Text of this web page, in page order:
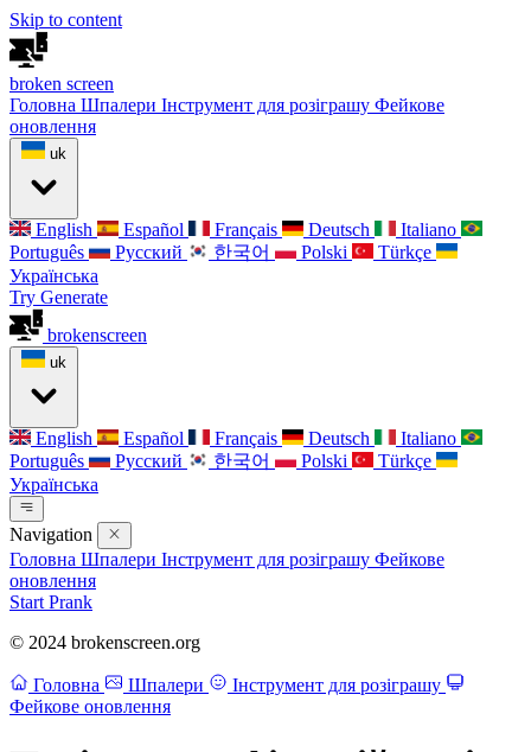
Skip to content
broken screen
Головна Шпалери Інструмент для розіграшу Фейкове
оновлення
uk
English Español Français Deutsch
Italiano
Português
Русский 한국어 Polski
Türkçe
Українська
Try Generate
brokenscreen
uk
English Español Français Deutsch
Italiano
Português
Русский 한국어 Polski
Türkçe
Українська
Navigation
Головна Шпалери Інструмент для розіграшу Фейкове
оновлення
Start Prank
© 2024 brokenscreen.org
Головна Шпалери
Інструмент для розіграшу
Фейкове оновлення